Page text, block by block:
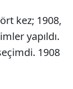
kez; 1908,
yapıldı.
1908